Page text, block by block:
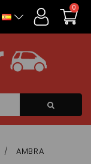
0
AMBRA